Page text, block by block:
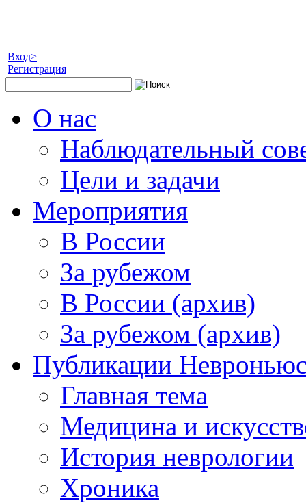
Вход>
Регистрация
О нас
Наблюдательный
Цели и задачи
Мероприятия
В России
За рубежом
В России (архив)
За рубежом (архив)
Публикации
Главная тема
Медицина и
История неврологии
Хроника